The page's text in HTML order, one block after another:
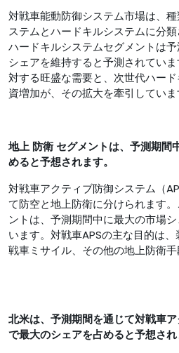
対戦車能動防御システム市場は、
ステムとハードキルシステムに分類
ハードキルシステムセグメントは
シェアを維持すると予測されてい
対する旺盛な需要と、次世代ハー
資増加が、その拡大を牽引してい
地上 防衛 セグメントは、予測期間
めると予想されます。
対戦車アクティブ防御システム（
て防空と地上防衛に分けられます
ントは、予測期間中に最大の市場
います。対戦車APSの主な目的は
戦車ミサイル、その他の地上防衛手
北米は、予測期間を通じて対戦車
で最大のシェアを占めると予想さ